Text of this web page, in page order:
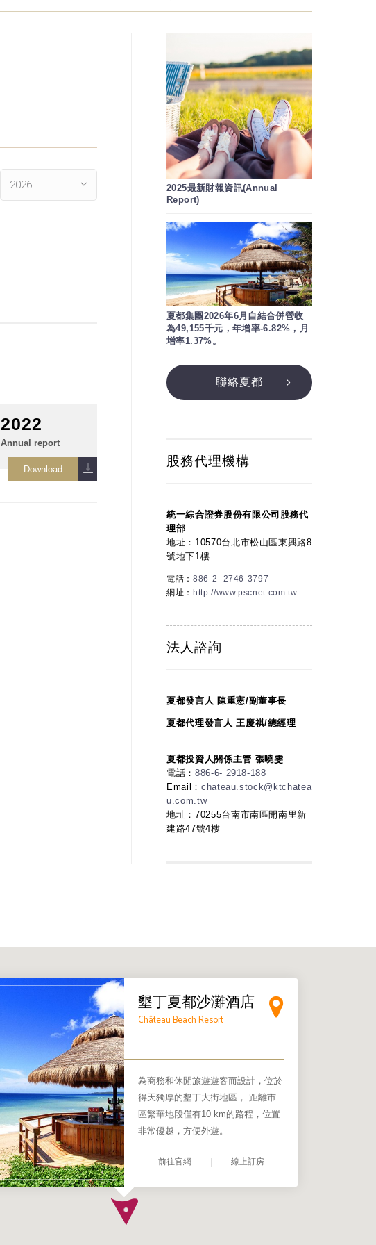
2026
2022
Annual report
2025最新財報資訊(Annual
Report)
夏都集團2026年6月自結合併營收
為49,155千元，年增率-6.82%，月
增率1.37%。
聯絡夏都
股務代理機構
統一綜合證券股份有限公司股務代
理部
地址：10570台北市松山區東興路8
號地下1樓
電話： 886-2- 2746-3797
網址： http://www.pscnet.com.tw
法人諮詢
夏都發言人 陳重憲/副董事長
夏都代理發言人 王慶祺/總經理
夏都投資人關係主管 張曉雯
電話： 886-6- 2918-188
Email： chateau.stock@ktchatea
u.com.tw
地址：70255台南市南區開南里新
建路47號4樓
×
墾丁夏都沙灘酒店
Château Beach Resort
為商務和休閒旅遊遊客而設計，位於
得天獨厚的墾丁大街地區， 距離市
區繁華地段僅有10 km的路程，位置
非常優越，方便外遊。
前往官網 線上訂房